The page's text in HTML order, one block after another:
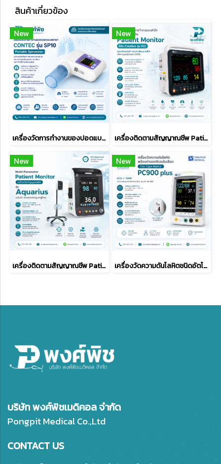
สินค้าเกี่ยวข้อง
New
เครื่องวัดการทำงานของปอดแบบพกพา Contec รุ่น SP10
New
เครื่องติดตามสัญญาณชีพ Patient Monitor ยี่ห้อ Creative รุ่น K12
New
เครื่องติดตามสัญญาณชีพ Patient Monitor รุ่น Aquarius
New
เครื่องวัดความดันโลหิตชนิดอัตโนมัติ พร้อมวัดความอิ่มตัวของออกซิเจนในเลือด รุ่นPC-900plus
บริษัท พงศ์พิชเมดิคอล จำกัด
Pongpit Medical Co.,Ltd
CONTACT US